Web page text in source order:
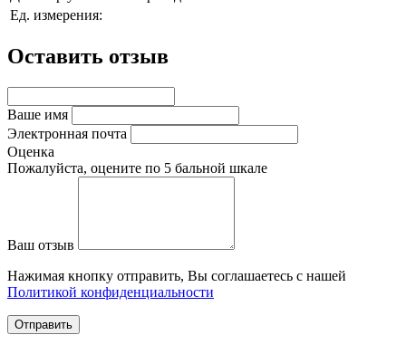
Ед. измерения:
Оставить отзыв
Ваше имя
Электронная почта
Оценка
Пожалуйста, оцените по 5 бальной шкале
Ваш отзыв
Нажимая кнопку отправить, Вы соглашаетесь с нашей
Политикой конфиденциальности